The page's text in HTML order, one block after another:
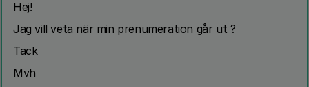
Hej!
Jag vill veta när min prenumeration går ut ?
Tack
Mvh